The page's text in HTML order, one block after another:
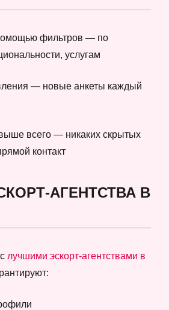
фильтров — по
услугам
— новые анкеты каждый
всего — никаких скрытых
контакт
АГЕНТСТВА В
лучшими эскорт-агентствами в